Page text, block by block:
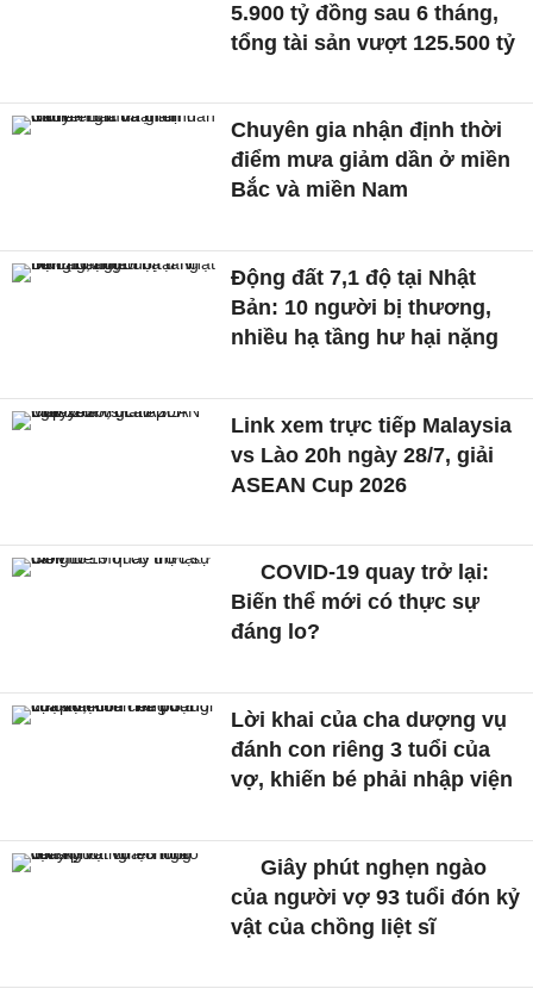
5.900 tỷ đồng sau 6 tháng,
tổng tài sản vượt 125.500 tỷ
Chuyên gia nhận định thời
điểm mưa giảm dần ở miền
Bắc và miền Nam
Động đất 7,1 độ tại Nhật
Bản: 10 người bị thương,
nhiều hạ tầng hư hại nặng
Link xem trực tiếp Malaysia
vs Lào 20h ngày 28/7, giải
ASEAN Cup 2026
COVID-19 quay trở lại:
Biến thể mới có thực sự
đáng lo?
Lời khai của cha dượng vụ
đánh con riêng 3 tuổi của
vợ, khiến bé phải nhập viện
Giây phút nghẹn ngào
của người vợ 93 tuổi đón kỷ
vật của chồng liệt sĩ